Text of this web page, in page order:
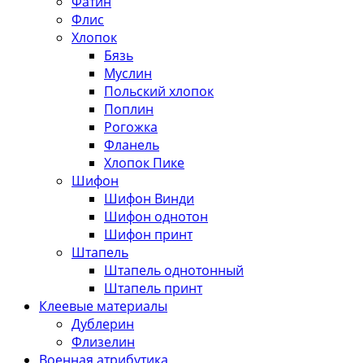
Флис
Хлопок
Бязь
Муслин
Польский хлопок
Поплин
Рогожка
Фланель
Хлопок Пике
Шифон
Шифон Винди
Шифон однотон
Шифон принт
Штапель
Штапель однотонный
Штапель принт
Клеевые материалы
Дублерин
Флизелин